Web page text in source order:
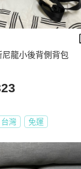
尼龍小後背側背包
台灣 免運